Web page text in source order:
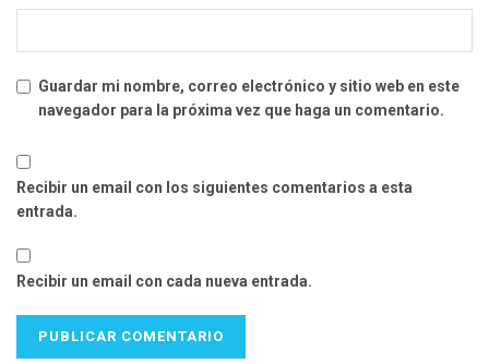
Guardar mi nombre, correo electrónico y sitio web en este
navegador para la próxima vez que haga un comentario.
Recibir un email con los siguientes comentarios a esta
entrada.
Recibir un email con cada nueva entrada.